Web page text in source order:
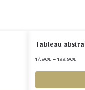
Tableau
17.90€ – 199.90€